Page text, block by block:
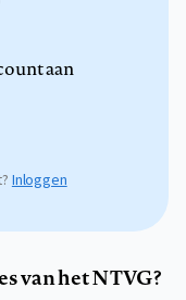
aan
Inloggen
van het NTVG?